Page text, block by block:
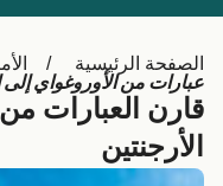
Norge
Indonesia
الصفحة الرئيسية
عبارات من الأوروغواي إلى
قارن العبارات من
الأرجنتين